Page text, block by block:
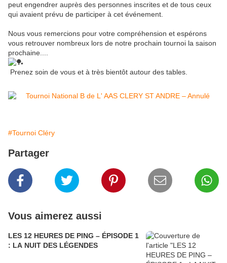
peut engendrer auprès des personnes inscrites et de tous ceux
qui avaient prévu de participer à cet événement.
Nous vous remercions pour votre compréhension et espérons
vous retrouver nombreux lors de notre prochain tournoi la saison
prochaine....
Prenez soin de vous et à très bientôt autour des tables.
#Tournoi Cléry
Partager
Vous aimerez aussi
LES 12 HEURES DE PING – ÉPISODE 1
: LA NUIT DES LÉGENDES